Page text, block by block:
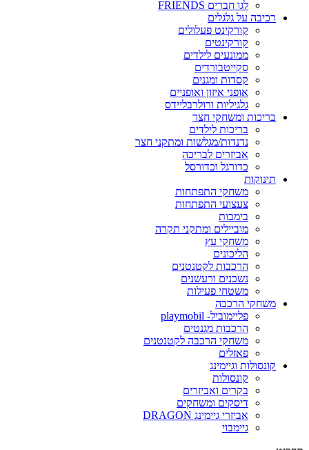
לגו חברים FRIENDS
רכיבה על גלגלים
קורקינט פעלולים
קורקינטים
ממונעים לילדים
סקייטבורדים
קסדות ומגנים
אופני איזון ואופניים
גלגיליות ורולרבליידס
בריכות ומשחקי חצר
בריכות לילדים
נדנדות/מגלשות ומתקני חצר
אביזרים לבריכה
כדורגל וכדורסל
תינוקות
משחקי התפתחות
צעצועי התפתחות
בימבות
מוביילים ומתקני תקרה
משחקי עץ
הליכונים
הרכבות לקטנטנים
נשכנים ורעשנים
משטחי פעילות
משחקי הרכבה
פליימוביל- playmobil
הרכבות מגנטים
משחקי הרכבה לקטנטנים
פאזלים
קונסולות וגיימינג
קונסולות
בקרים ואביזרים
דיסקים ומשחקים
אביזרי גיימינג DRAGON
גיימבוי